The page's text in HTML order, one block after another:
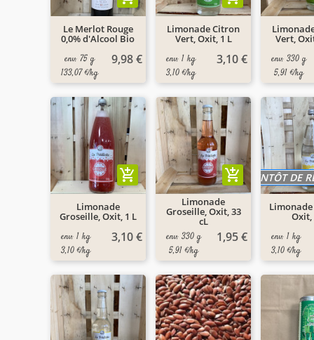
Le Merlot Rouge
0,0% d'Alcool Bio
env. 75 g
133,07 €/kg
9,98 €
Limonade Citron
Vert, Oxit, 1 L
env. 1 kg
3,10 €/kg
3,10 €
Vert,
env. 330 g
5,91 €/kg
Limonade
Groseille, Oxit, 1 L
add_shopping_cart
env. 1 kg
3,10 €/kg
3,10 €
Limonade
Groseille, Oxit, 33
cL
add_shopping_cart
env. 330 g
5,91 €/kg
1,95 €
Oxit,
BIENTÔT DE
env. 1 kg
3,10 €/kg